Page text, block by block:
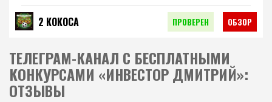
2 КОКОСА ПРОВЕРЕН ОБЗОР
ТЕЛЕГРАМ-КАНАЛ С БЕСПЛАТНЫМИ
КОНКУРСАМИ «ИНВЕСТОР ДМИТРИЙ»:
ОТЗЫВЫ